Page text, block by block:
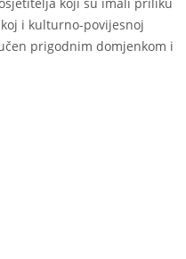
i kulturno-povijesnoj
prigodnim domjenkom i